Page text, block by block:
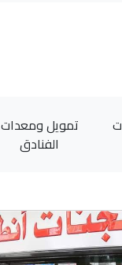
تمويل ومعدات
الفنادق